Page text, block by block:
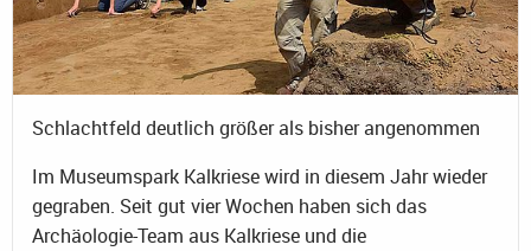
Schlachtfeld deutlich größer als bisher angenommen
Im Museumspark Kalkriese wird in diesem Jahr wieder
gegraben. Seit gut vier Wochen haben sich das
Archäologie-Team aus Kalkriese und die